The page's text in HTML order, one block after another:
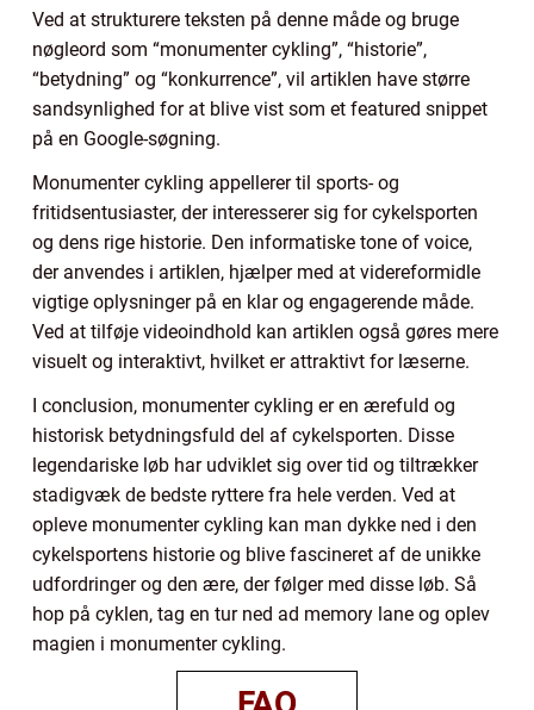
Ved at strukturere teksten på denne måde og bruge
nøgleord som “monumenter cykling”, “historie”,
“betydning” og “konkurrence”, vil artiklen have større
sandsynlighed for at blive vist som et featured snippet
på en Google-søgning.
Monumenter cykling appellerer til sports- og
fritidsentusiaster, der interesserer sig for cykelsporten
og dens rige historie. Den informatiske tone of voice,
der anvendes i artiklen, hjælper med at videreformidle
vigtige oplysninger på en klar og engagerende måde.
Ved at tilføje videoindhold kan artiklen også gøres mere
visuelt og interaktivt, hvilket er attraktivt for læserne.
I conclusion, monumenter cykling er en ærefuld og
historisk betydningsfuld del af cykelsporten. Disse
legendariske løb har udviklet sig over tid og tiltrækker
stadigvæk de bedste ryttere fra hele verden. Ved at
opleve monumenter cykling kan man dykke ned i den
cykelsportens historie og blive fascineret af de unikke
udfordringer og den ære, der følger med disse løb. Så
hop på cyklen, tag en tur ned ad memory lane og oplev
magien i monumenter cykling.